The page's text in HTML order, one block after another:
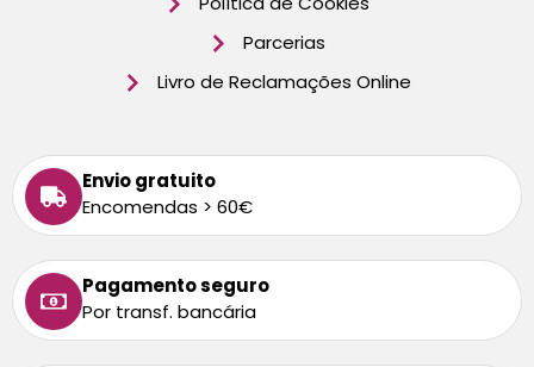
Parcerias
Livro de Reclamações Online
Envio gratuito
Encomendas > 60€
Pagamento seguro
Por transf. bancária